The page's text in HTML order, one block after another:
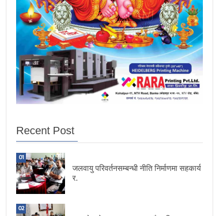
Recent Post
01
जलवायु परिवर्तनसम्बन्धी नीति निर्माणमा सहकार्य
र.
02